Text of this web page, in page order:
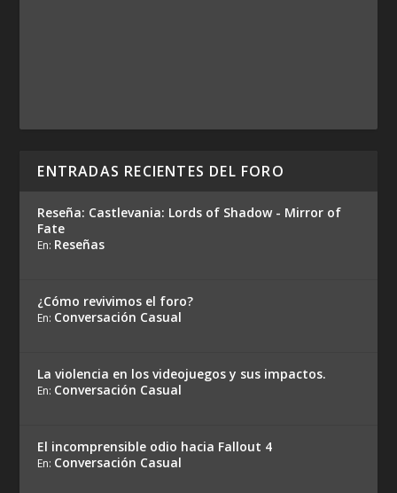
ENTRADAS RECIENTES DEL FORO
Reseña: Castlevania: Lords of Shadow - Mirror of
Fate
En: Reseñas
¿Cómo revivimos el foro?
En: Conversación Casual
La violencia en los videojuegos y sus impactos.
En: Conversación Casual
El incomprensible odio hacia Fallout 4
En: Conversación Casual